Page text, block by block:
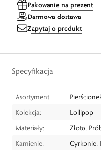
Pakowanie na prezent
Darmowa dostawa
Zapytaj o produkt
Specyfikacja
Asortyment:
Kolekcja:
Lollipop
Materiały:
Złoto,
Kamienie:
Cyrkonie,